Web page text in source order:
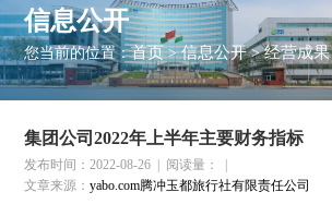
信息公开
您当前的位置：首页>信息公开>经营成果
集团公司2022年上半年主要财务指标
发布时间：2022-08-26 阅读量：
文章来源：yabo.com腾冲玉都旅行社有限责任公司